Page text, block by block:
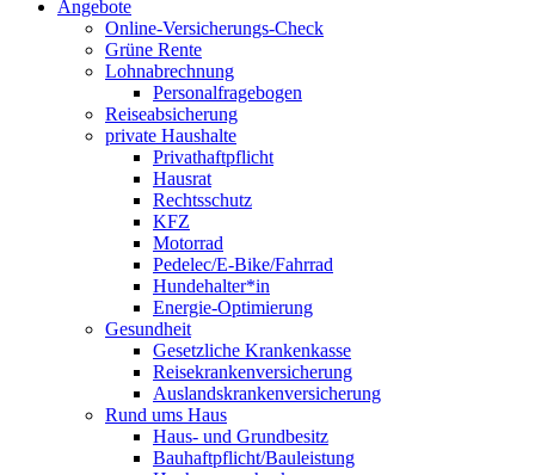
Angebote
Online-Versicherungs-Check
Grüne Rente
Lohnabrechnung
Personalfragebogen
Reiseabsicherung
private Haushalte
Privathaftpflicht
Hausrat
Rechtsschutz
KFZ
Motorrad
Pedelec/E-Bike/Fahrrad
Hundehalter*in
Energie-Optimierung
Gesundheit
Gesetzliche Krankenkasse
Reisekrankenversicherung
Auslandskrankenversicherung
Rund ums Haus
Haus- und Grundbesitz
Bauhaftpflicht/Bauleistung